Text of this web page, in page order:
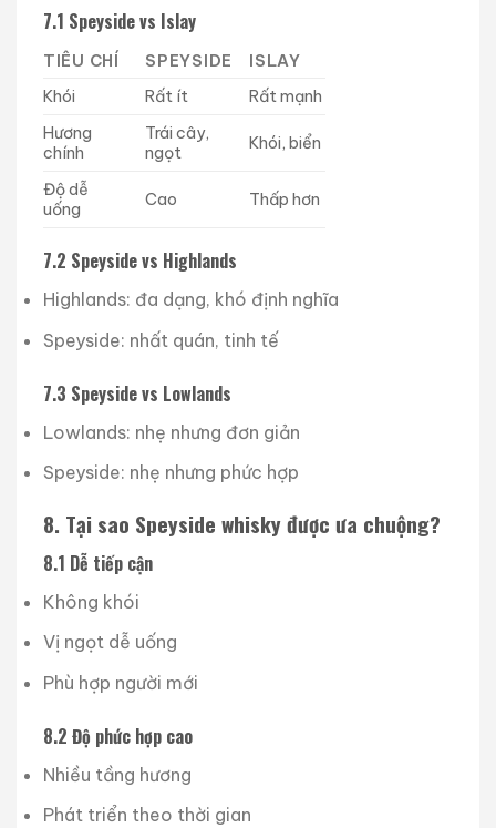
7.1 Speyside vs Islay
TIÊU CHÍ SPEYSIDE
ISLAY
Khói
Rất ít
Rất mạnh
Hương
chính
Trái cây,
ngọt
Khói, biển
Độ dễ
uống
Cao Thấp hơn
7.2 Speyside vs Highlands
Highlands: đa dạng, khó định nghĩa
Speyside: nhất quán, tinh tế
7.3 Speyside vs Lowlands
Lowlands: nhẹ nhưng đơn giản
Speyside: nhẹ nhưng phức hợp
8. Tại sao Speyside whisky được ưa chuộng?
8.1 Dễ tiếp cận
Không khói
Vị ngọt dễ uống
Phù hợp người mới
8.2 Độ phức hợp cao
Nhiều tầng hương
Phát triển theo thời gian